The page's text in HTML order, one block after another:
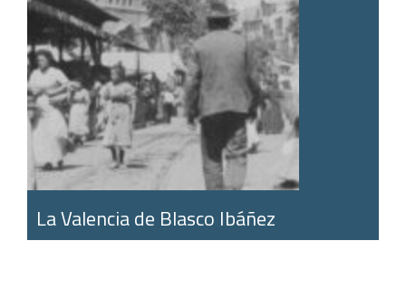
La Valencia de Blasco Ibáñez